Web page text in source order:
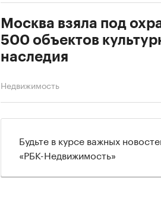
Москва взяла под
500 объектов
наследия
Недвижимость
Будьте в курсе важных
«РБК-Недвижимость»